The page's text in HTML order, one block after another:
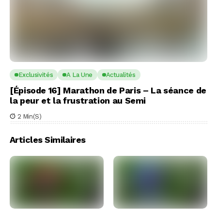
Exclusivités A La Une Actualités
[Épisode 16] Marathon de Paris – La séance de
la peur et la frustration au Semi
2 Min(s)
Articles Similaires